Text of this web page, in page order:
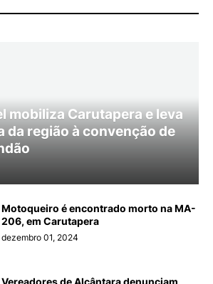
mobiliza Carutapera e leva
da região à convenção de
Motoqueiro é encontrado morto na MA-
206, em Carutapera
dezembro 01, 2024
Vereadores de Alcântara denunciam